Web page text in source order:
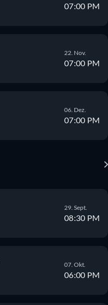
07:00 PM
22. Nov.
07:00 PM
06. Dez.
07:00 PM
29. Sept.
08:30 PM
07. Okt.
06:00 PM